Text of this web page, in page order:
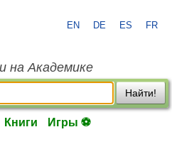
EN DE ES FR
на Академике
Найти!
Книги Игры ⚽